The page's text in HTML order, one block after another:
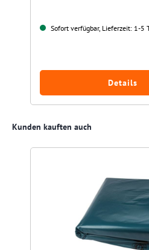
Sofort verfügbar, Lieferzeit: 1-5
Details
Produktgalerie überspringen
Kunden kauften auch